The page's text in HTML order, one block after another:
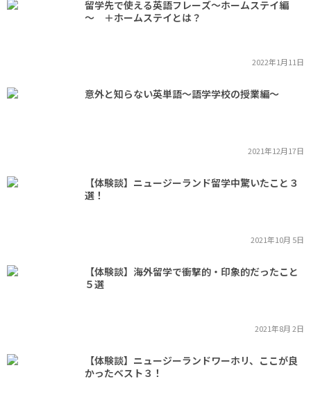
留学先で使える英語フレーズ～ホームステイ編
～ ＋ホームステイとは？
2022年1月11日
意外と知らない英単語～語学学校の授業編～
2021年12月17日
【体験談】ニュージーランド留学中驚いたこと３
選！
2021年10月 5日
【体験談】海外留学で衝撃的・印象的だったこと
５選
2021年8月 2日
【体験談】ニュージーランドワーホリ、ここが良
かったベスト３！